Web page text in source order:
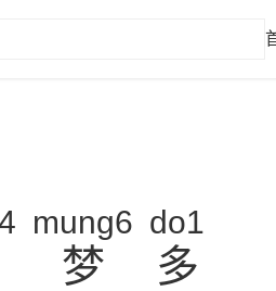
梦
mung6
多
do1